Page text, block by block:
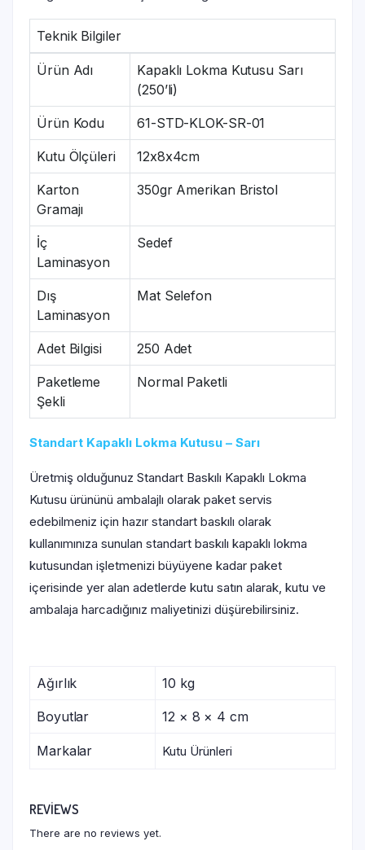
Teknik Bilgiler
Ürün Adı
Kapaklı Lokma Kutusu Sarı
(250’li)
Ürün Kodu 61-STD-KLOK-SR-01
Kutu Ölçüleri 12x8x4cm
Karton
Gramajı
350gr Amerikan Bristol
İç
Laminasyon
Sedef
Dış
Laminasyon
Mat Selefon
Adet Bilgisi 250 Adet
Paketleme
Şekli
Normal Paketli
Standart Kapaklı Lokma Kutusu – Sarı
Üretmiş olduğunuz Standart Baskılı Kapaklı Lokma
Kutusu ürününü ambalajlı olarak paket servis
edebilmeniz için hazır standart baskılı olarak
kullanımınıza sunulan standart baskılı kapaklı lokma
kutusundan işletmenizi büyüyene kadar paket
içerisinde yer alan adetlerde kutu satın alarak, kutu ve
ambalaja harcadığınız maliyetinizi düşürebilirsiniz.
Ağırlık 10 kg
Boyutlar 12 × 8 × 4 cm
Markalar Kutu Ürünleri
REVIEWS
There are no reviews yet.